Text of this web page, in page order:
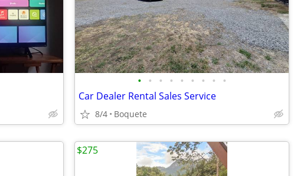
• • • • • • • • •
Car Dealer Rental Sales Service
8/4 Boquete
$275